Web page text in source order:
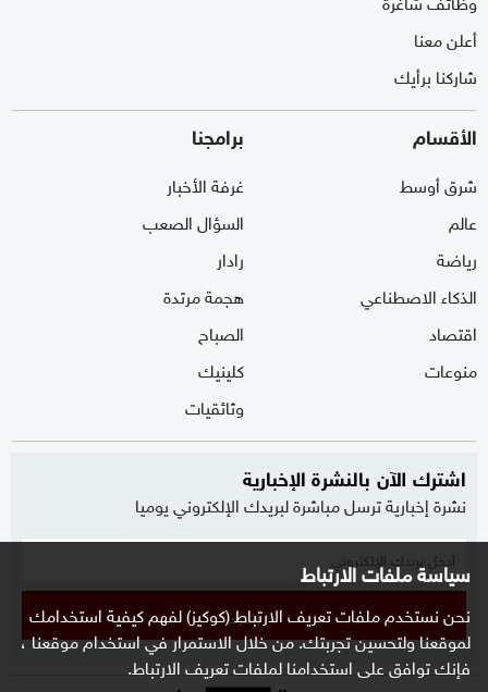
سياسة ملفات الارتباط
نحن نستخدم ملفات تعريف الارتباط (كوكيز) لفهم كيفية استخدامك
لموقعنا ولتحسين تجربتك. من خلال الاستمرار في استخدام موقعنا ،
فإنك توافق على استخدامنا لملفات تعريف الارتباط.
أعلن معنا
شاركنا برأيك
الأقسام
شرق أوسط
عالم
رياضة
الذكاء الاصطناعي
اقتصاد
منوعات
برامجنا
غرفة الأخبار
السؤال الصعب
رادار
هجمة مرتدة
الصباح
كلينيك
وثائقيات
اشترك الآن بالنشرة الإخبارية
نشرة إخبارية ترسل مباشرة لبريدك الإلكتروني يوميا
إشترك